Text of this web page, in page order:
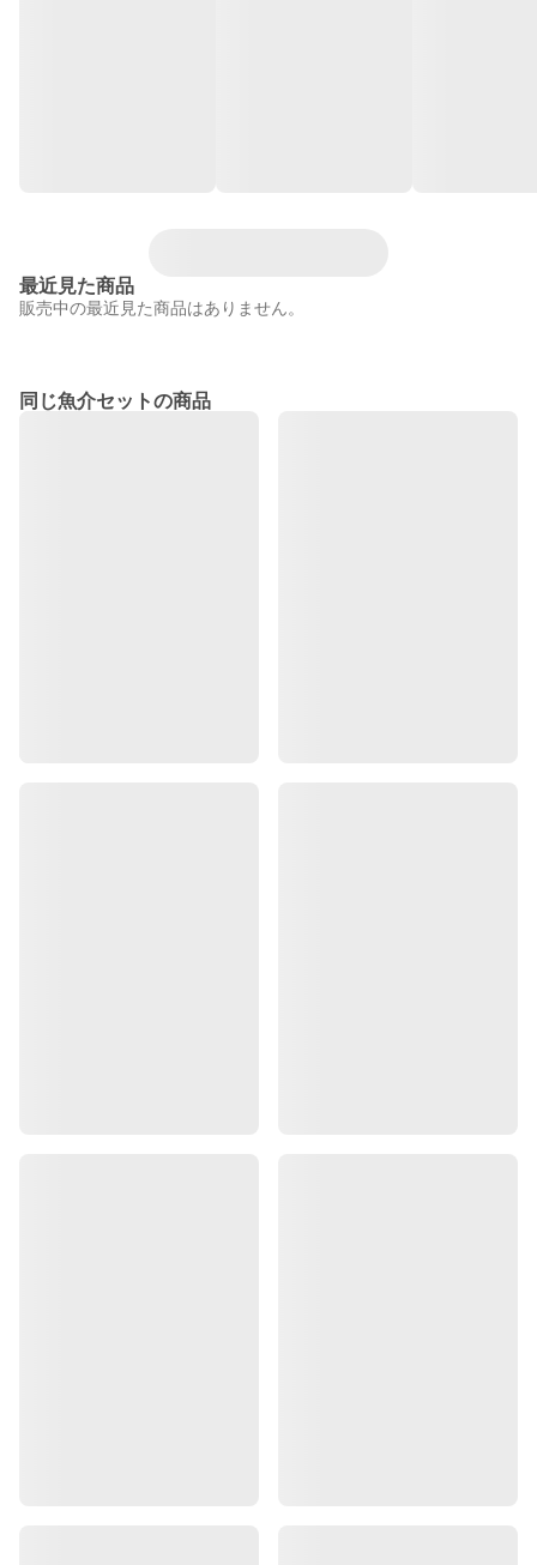
最近見た商品
販売中の最近見た商品はありません。
同じ魚介セットの商品